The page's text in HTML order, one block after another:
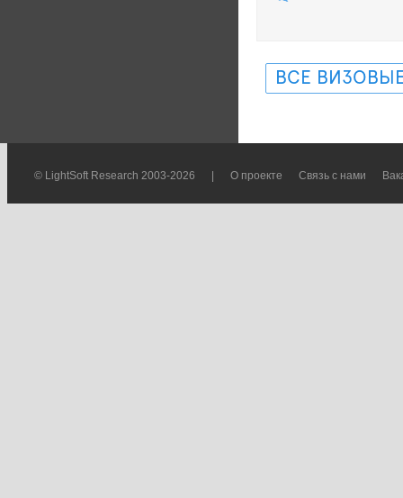
ВСЕ
© LightSoft Research 2003-2026 О проекте Связь с нами